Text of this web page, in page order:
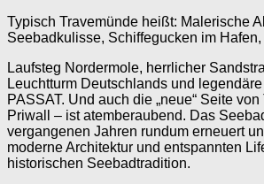
Typisch Travemünde heißt: Malerische
Seebadkulisse, Schiffegucken im Hafen,
Laufsteg Nordermole, herrlicher
Leuchtturm Deutschlands und
PASSAT. Und auch die „neue“ Seite
Priwall – ist atemberaubend. Das
vergangenen Jahren rundum erneuert
moderne Architektur und entspannten
historischen Seebadtradition.